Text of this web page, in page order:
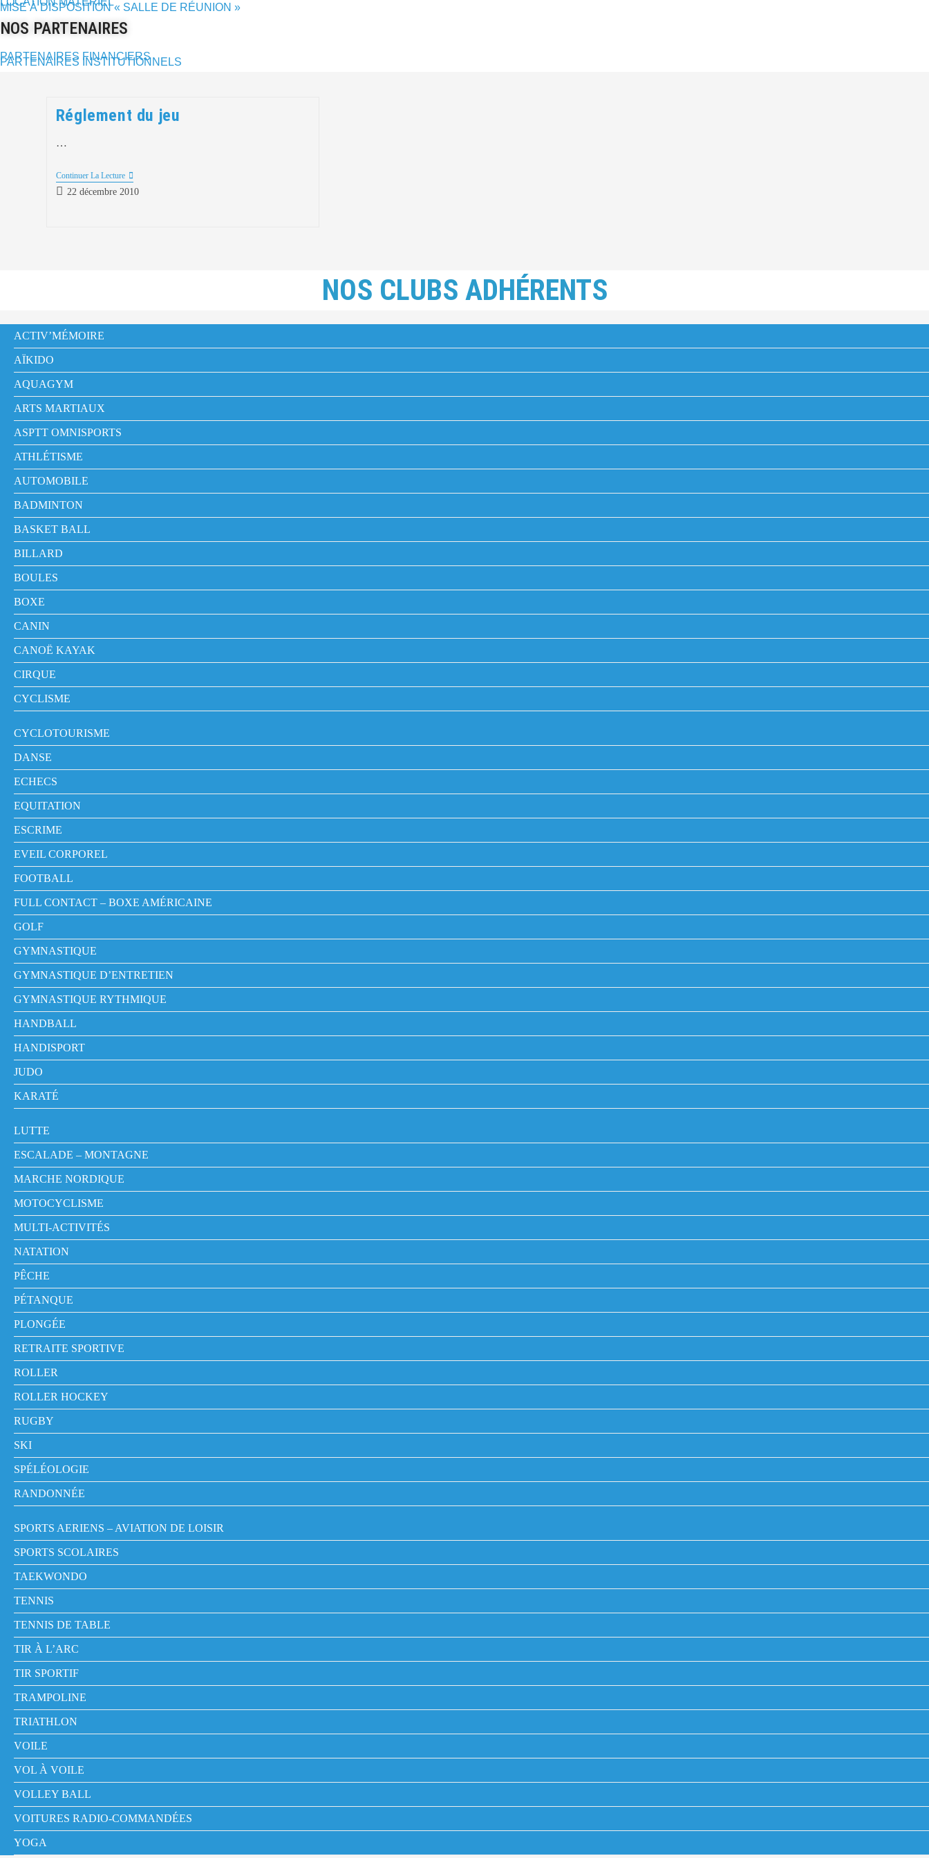
MISE À DISPOSITION « SALLE DE RÉUNION »
NOS PARTENAIRES
PARTENAIRES FINANCIERS
PARTENAIRES INSTITUTIONNELS
Réglement du jeu
…
Continuer La LectureRéglement
Du
Jeu
Publication
22 décembre 2010
NOS CLUBS ADHÉRENTS
ACTIV’MÉMOIRE
AÏKIDO
AQUAGYM
ARTS MARTIAUX
ASPTT OMNISPORTS
ATHLÉTISME
AUTOMOBILE
BADMINTON
BASKET BALL
BILLARD
BOULES
BOXE
CANIN
CANOË KAYAK
CIRQUE
CYCLISME
CYCLOTOURISME
DANSE
ECHECS
EQUITATION
ESCRIME
EVEIL CORPOREL
FOOTBALL
FULL CONTACT – BOXE AMÉRICAINE
GOLF
GYMNASTIQUE
GYMNASTIQUE D’ENTRETIEN
GYMNASTIQUE RYTHMIQUE
HANDBALL
HANDISPORT
JUDO
KARATÉ
LUTTE
ESCALADE – MONTAGNE
MARCHE NORDIQUE
MOTOCYCLISME
MULTI-ACTIVITÉS
NATATION
PÊCHE
PÉTANQUE
PLONGÉE
RETRAITE SPORTIVE
ROLLER
ROLLER HOCKEY
RUGBY
SKI
SPÉLÉOLOGIE
RANDONNÉE
SPORTS AERIENS – AVIATION DE LOISIR
SPORTS SCOLAIRES
TAEKWONDO
TENNIS
TENNIS DE TABLE
TIR À L’ARC
TIR SPORTIF
TRAMPOLINE
TRIATHLON
VOILE
VOL À VOILE
VOLLEY BALL
VOITURES RADIO-COMMANDÉES
YOGA